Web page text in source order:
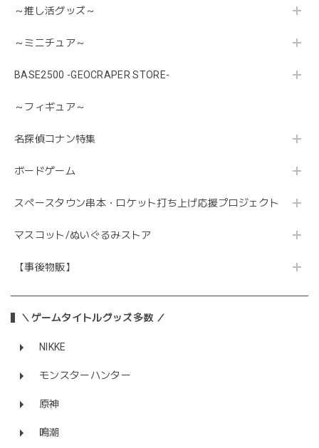
～推し活グッズ～
～ミニチュア～
BASE2500 -GEOCRAPER STORE-
～フィギュア～
名探偵コナン特集
ボードゲーム
スペースタウン串本・ロケット打ち上げ応援プロジェクト
マスコット/ぬいぐるみストア
【事後物販】
＼ゲームタイトルグッズ多数 ／
NIKKE
モンスターハンター
原神
鳴潮